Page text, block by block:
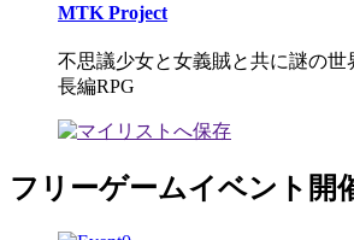
MTK Project
不思議少女と女義賊と共に謎の
長編RPG
フリーゲームイベント開